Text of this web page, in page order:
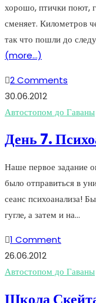
хорошо, птички поют,
сменяет. Километров
так что пошли до
(more…)
2 Comments
30.06.2012
Автостопом до Гаваны
День 7.
Наше первое задание
было отправиться в
сеанс психоанализа!
гугле, а затем и на…
1 Comment
26.06.2012
Автостопом до Гаваны
Школа